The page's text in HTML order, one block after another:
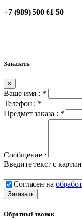
+7 (989) 500 61 50
Заказать
×
Ваше имя : *
Телефон : *
Предмет заказа : *
Сообщение :
Введите текст с
Согласен на
Обратный звонок